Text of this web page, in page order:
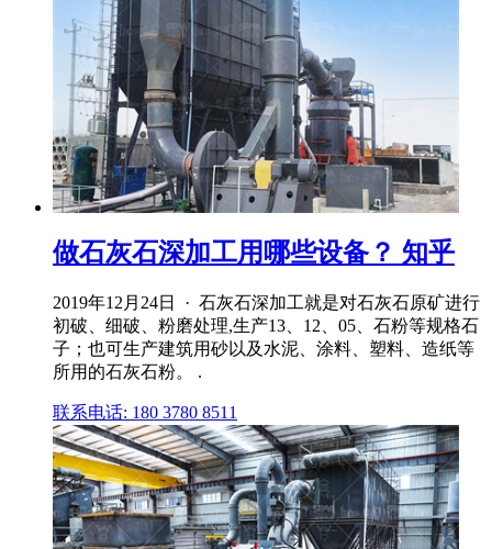
做石灰石深加工用哪些设备？ 知乎
2019年12月24日 · 石灰石深加工就是对石灰石原矿进行
初破、细破、粉磨处理,生产13、12、05、石粉等规格石
子；也可生产建筑用砂以及水泥、涂料、塑料、造纸等
所用的石灰石粉。 .
联系电话: 180 3780 8511